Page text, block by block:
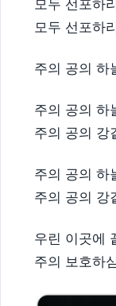
모두 선포하
모두 선포하
주의 공의 하
주의 공의 하
주의 공의 강
주의 공의 하
주의 공의 강
우린 이곳에
주의 보호하